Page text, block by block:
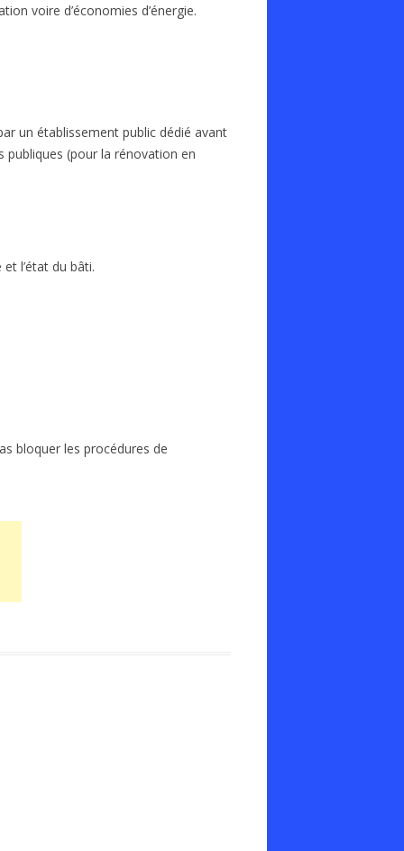
voire d’économies d’énergie.
un établissement public dédié avant
publiques (pour la rénovation en
l’état du bâti.
bloquer les procédures de